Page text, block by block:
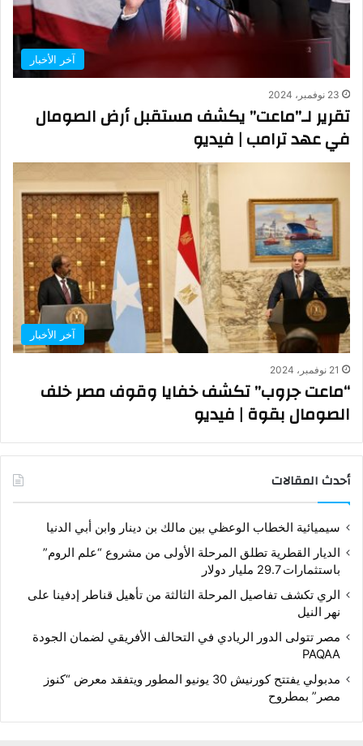
آخر الأخبار
23 نوفمبر، 2024
تقرير لـ”ماعت” يكشف مستقبل أرض الصومال
في عهد ترامب | فيديو
آخر الأخبار
21 نوفمبر، 2024
“ماعت جروب” تكشف خفايا وقوف مصر خلف
الصومال بقوة | فيديو
أحدث المقالات
سيميائية الخطاب الوعظي بين مالك بن دينار وابن أبي الدنيا
الديار القطرية تطلق المرحلة الأولى من مشروع “علم الروم”
باستثمارات 29.7 مليار دولار
الري تكشف تفاصيل المرحلة الثالثة من تأهيل قناطر إدفينا على
نهر النيل
مصر تتولى الدور الريادي في التحالف الأفريقي لضمان الجودة
PAQAA
مدبولي يفتتح كورنيش 30 يونيو المطور ويتفقد معرض “كنوز
مصر” بمطروح